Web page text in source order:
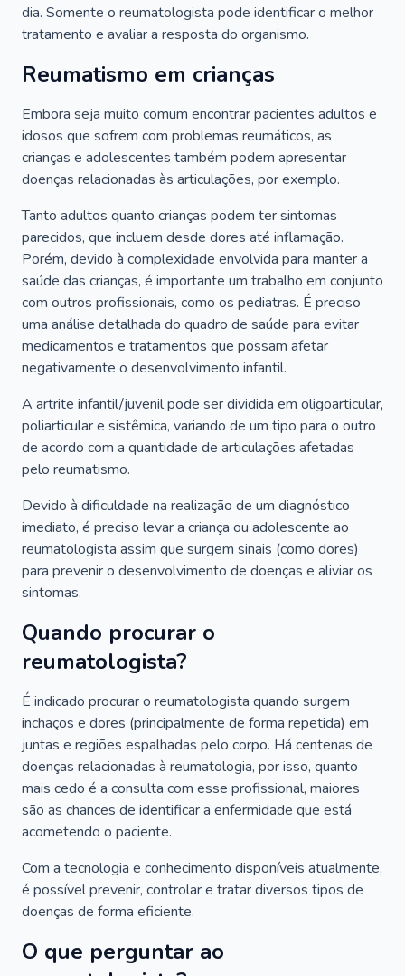
dia. Somente o reumatologista pode identificar o melhor
tratamento e avaliar a resposta do organismo.
Reumatismo em crianças
Embora seja muito comum encontrar pacientes adultos e
idosos que sofrem com problemas reumáticos, as
crianças e adolescentes também podem apresentar
doenças relacionadas às articulações, por exemplo.
Tanto adultos quanto crianças podem ter sintomas
parecidos, que incluem desde dores até inflamação.
Porém, devido à complexidade envolvida para manter a
saúde das crianças, é importante um trabalho em conjunto
com outros profissionais, como os pediatras. É preciso
uma análise detalhada do quadro de saúde para evitar
medicamentos e tratamentos que possam afetar
negativamente o desenvolvimento infantil.
A artrite infantil/juvenil pode ser dividida em oligoarticular,
poliarticular e sistêmica, variando de um tipo para o outro
de acordo com a quantidade de articulações afetadas
pelo reumatismo.
Devido à dificuldade na realização de um diagnóstico
imediato, é preciso levar a criança ou adolescente ao
reumatologista assim que surgem sinais (como dores)
para prevenir o desenvolvimento de doenças e aliviar os
sintomas.
Quando procurar o
reumatologista?
É indicado procurar o reumatologista quando surgem
inchaços e dores (principalmente de forma repetida) em
juntas e regiões espalhadas pelo corpo. Há centenas de
doenças relacionadas à reumatologia, por isso, quanto
mais cedo é a consulta com esse profissional, maiores
são as chances de identificar a enfermidade que está
acometendo o paciente.
Com a tecnologia e conhecimento disponíveis atualmente,
é possível prevenir, controlar e tratar diversos tipos de
doenças de forma eficiente.
O que perguntar ao